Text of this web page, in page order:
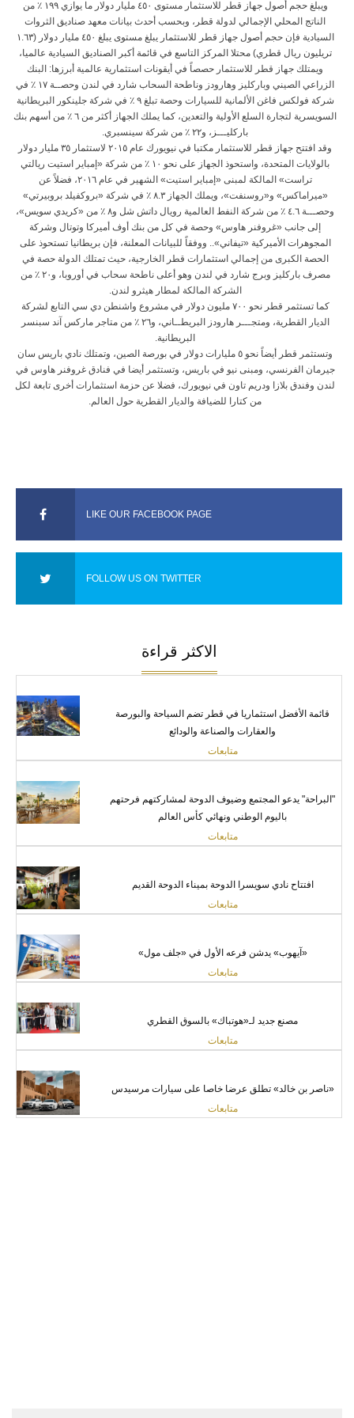
ويبلغ حجم أصول جهاز قطر للاستثمار مستوى ٤٥٠ مليار دولار ما يوازي ١٩٩ ٪ من
الناتج المحلي الإجمالي لدولة قطر، وبحسب أحدث بيانات معهد صناديق الثروات
السيادية فإن حجم أصول جهاز قطر للاستثمار يبلغ مستوى يبلغ ٤٥٠ مليار دولار (١.٦٣
تريليون ريال قطري) محتلا المركز التاسع في قائمة أكبر الصناديق السيادية عالميا،
ويمتلك جهاز قطر للاستثمار حصصاً في أيقونات استثمارية عالمية أبرزها: البنك
الزراعي الصيني وباركليز وهارودز وناطحة السحاب شارد في لندن وحصــة ١٧ ٪ في
شركة فولكس فاغن الألمانية للسيارات وحصة تبلغ ٩ ٪ في شركة جلينكور البريطانية
السويسرية لتجارة السلع الأولية والتعدين، كما يملك الجهاز أكثر من ٦ ٪ من أسهم بنك
باركليـــز، و٢٢ ٪ من شركة سينسبري.
وقد افتتح جهاز قطر للاستثمار مكتبا في نيويورك عام ٢٠١٥ لاستثمار ٣٥ مليار دولار
بالولايات المتحدة، واستحوذ الجهاز على نحو ١٠ ٪ من شركة «إمباير استيت ريالتي
تراست» المالكة لمبنى «إمباير استيت» الشهير في عام ٢٠١٦، فضلاً عن
«ميراماكس» و«روسنفت»، ويملك الجهاز ٨.٣ ٪ في شركة «بروكفيلد بروبيرتي»
وحصـــة ٤.٦ ٪ من شركة النفط العالمية رويال داتش شل و٨ ٪ من «كريدي سويس»،
إلى جانب «غروفنر هاوس» وحصة في كل من بنك أوف أميركا وتوتال وشركة
المجوهرات الأميركية «تيفاني».. ووفقاً للبيانات المعلنة، فإن بريطانيا تستحوذ على
الحصة الكبرى من إجمالي استثمارات قطر الخارجية، حيث تمتلك الدولة حصة في
مصرف باركليز وبرج شارد في لندن وهو أعلى ناطحة سحاب في أوروبا، و٢٠ ٪ من
الشركة المالكة لمطار هيثرو لندن.
كما تستثمر قطر نحو ٧٠٠ مليون دولار في مشروع واشنطن دي سي التابع لشركة
الديار القطرية، ومتجـــر هارودز البريطــاني، و٢٦ ٪ من متاجر ماركس آند سبنسر
البريطانية.
وتستثمر قطر أيضاً نحو ٥ مليارات دولار في بورصة الصين، وتمتلك نادي باريس سان
جيرمان الفرنسي، ومبنى نيو في باريس، وتستثمر أيضا في فنادق غروفنر هاوس في
لندن وفندق بلازا ودريم تاون في نيويورك، فضلا عن حزمة استثمارات أخرى تابعة لكل
من كتارا للضيافة والديار القطرية حول العالم.
LIKE OUR FACEBOOK PAGE
FOLLOW US ON TWITTER
الاكثر قراءة
قائمة الأفضل استثماريا في قطر تضم السياحة والبورصة
والعقارات والصناعة والودائع
متابعات
"البراحة" يدعو المجتمع وضيوف الدوحة لمشاركتهم فرحتهم
باليوم الوطني ونهائي كأس العالم
متابعات
افتتاح نادي سويسرا الدوحة بميناء الدوحة القديم
متابعات
«آيهوب» يدشن فرعه الأول في «جلف مول»
متابعات
مصنع جديد لـ«هوتباك» بالسوق القطري
متابعات
«ناصر ‬بن ‬خالد»‬ تطلق عرضا خاصا على سيارات مرسيدس
متابعات